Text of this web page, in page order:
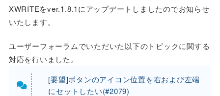
XWRITEをver.1.8.1にアップデートしましたのでお知らせ
いたします。
ユーザーフォーラムでいただいた以下のトピックに関する
対応を行いました。
[要望]ボタンのアイコン位置を右および左端
にセットしたい(#2079)